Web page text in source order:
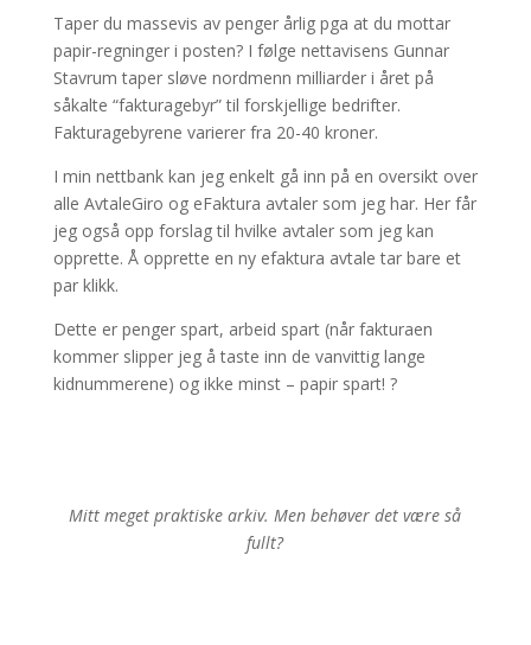
Taper du massevis av penger årlig pga at du mottar
papir-regninger i posten? I følge nettavisens Gunnar
Stavrum taper sløve nordmenn milliarder i året på
såkalte “fakturagebyr” til forskjellige bedrifter.
Fakturagebyrene varierer fra 20-40 kroner.
I min nettbank kan jeg enkelt gå inn på en oversikt over
alle AvtaleGiro og eFaktura avtaler som jeg har. Her får
jeg også opp forslag til hvilke avtaler som jeg kan
opprette. Å opprette en ny efaktura avtale tar bare et
par klikk.
Dette er penger spart, arbeid spart (når fakturaen
kommer slipper jeg å taste inn de vanvittig lange
kidnummerene) og ikke minst – papir spart! ?
Mitt meget praktiske arkiv. Men behøver det være så
fullt?